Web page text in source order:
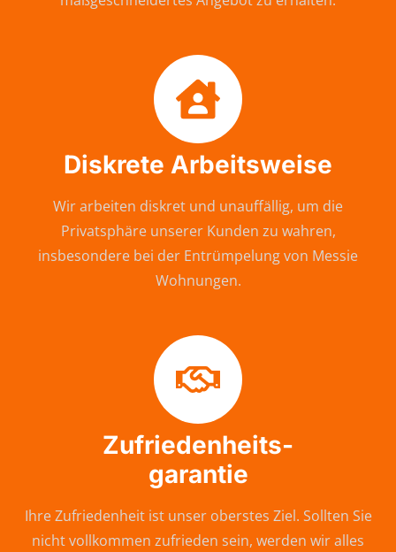
Diskrete Arbeitsweise
Wir arbeiten diskret und unauffällig, um die
Privatsphäre unserer Kunden zu wahren,
insbesondere bei der Entrümpelung von Messie
Wohnungen.
Zufriedenheits-
garantie
Ihre Zufriedenheit ist unser oberstes Ziel. Sollten Sie
nicht vollkommen zufrieden sein, werden wir alles